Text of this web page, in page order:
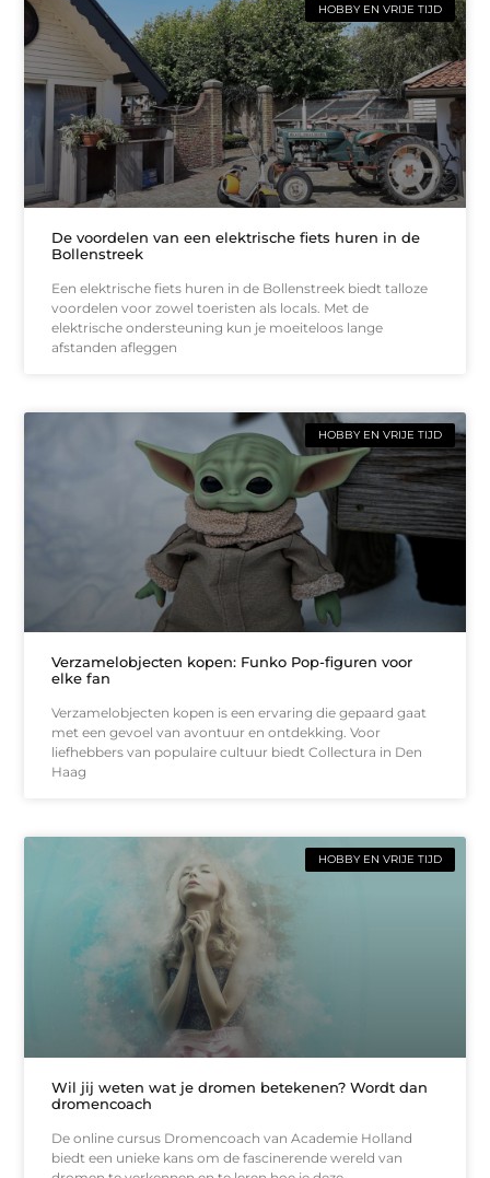
HOBBY EN VRIJE TIJD
De voordelen van een elektrische fiets huren in de
Bollenstreek
Een elektrische fiets huren in de Bollenstreek biedt talloze
voordelen voor zowel toeristen als locals. Met de
elektrische ondersteuning kun je moeiteloos lange
afstanden afleggen
HOBBY EN VRIJE TIJD
Verzamelobjecten kopen: Funko Pop-figuren voor
elke fan
Verzamelobjecten kopen is een ervaring die gepaard gaat
met een gevoel van avontuur en ontdekking. Voor
liefhebbers van populaire cultuur biedt Collectura in Den
Haag
HOBBY EN VRIJE TIJD
Wil jij weten wat je dromen betekenen? Wordt dan
dromencoach
De online cursus Dromencoach van Academie Holland
biedt een unieke kans om de fascinerende wereld van